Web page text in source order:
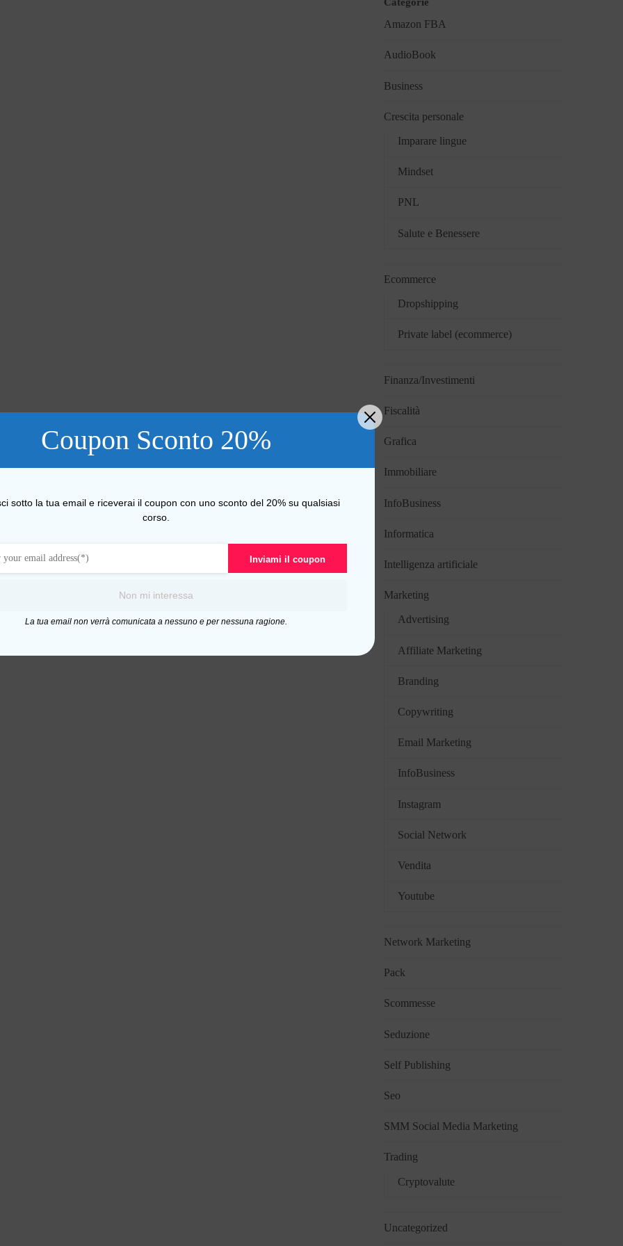
Amazon FBA
AudioBook
Business
Crescita personale
Imparare lingue
Mindset
PNL
Salute e Benessere
Ecommerce
Dropshipping
Private label (ecommerce)
Finanza/Investimenti
Fiscalità
Grafica
Immobiliare
InfoBusiness
Informatica
Intelligenza artificiale
Marketing
Advertising
Affiliate Marketing
Branding
Copywriting
Email Marketing
InfoBusiness
Instagram
Social Network
Vendita
Youtube
Network Marketing
Pack
Scommesse
Seduzione
Self Publishing
Seo
SMM Social Media Marketing
Trading
Cryptovalute
Uncategorized
Coupon Sconto 20%
sotto la tua email e riceverai il coupon con uno sconto del 20% su qualsiasi
corso.
Inviami il coupon
Non mi interessa
La tua email non verrà comunicata a nessuno e per nessuna ragione.